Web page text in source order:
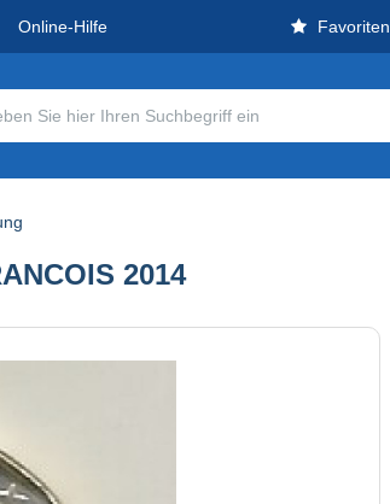
Online-Hilfe Favoriten
2014